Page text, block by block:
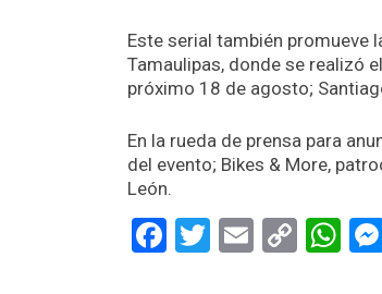
Este serial también promueve
Tamaulipas, donde se realizó
próximo 18 de agosto;
En la rueda de prensa para
del evento; Bikes & More,
León.
Facebook
Twitter
EmailCopy